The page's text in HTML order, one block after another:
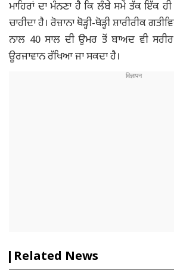
ਮਾਹਿਰਾਂ ਦਾ ਮੰਨਣਾ ਹੈ ਕਿ ਲੰਬੇ ਸਮੇਂ ਤੱਕ ਇੱਕ
ਚਾਹੀਦਾ ਹੈ। ਰੋਜ਼ਾਨਾ ਥੋੜ੍ਹੀ-ਥੋੜ੍ਹੀ ਸ਼ਾਰੀਰੀਕ
ਨਾਲ 40 ਸਾਲ ਦੀ ਉਮਰ ਤੋਂ ਬਾਅਦ ਵੀ
ਊਰਜਾਵਾਨ ਰੱਖਿਆ ਜਾ ਸਕਦਾ ਹੈ।
Related News